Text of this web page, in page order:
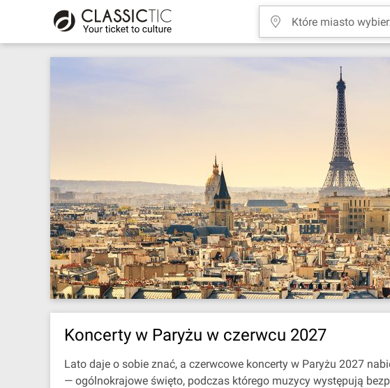
Koncerty w Paryżu w czerwcu 2027
Lato daje o sobie znać, a czerwcowe koncerty w Paryżu 2027
— ogólnokrajowe święto, podczas którego muzycy występują